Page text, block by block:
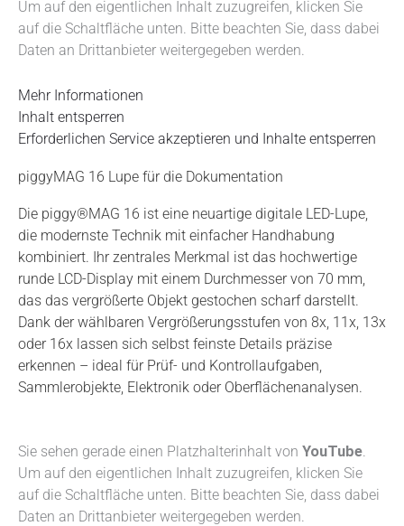
Um auf den eigentlichen Inhalt zuzugreifen, klicken Sie
auf die Schaltfläche unten. Bitte beachten Sie, dass dabei
Daten an Drittanbieter weitergegeben werden.
Mehr Informationen
Inhalt entsperren
Erforderlichen Service akzeptieren und Inhalte entsperren
piggyMAG 16 Lupe für die Dokumentation
Die piggy®MAG 16 ist eine neuartige digitale LED-Lupe,
die modernste Technik mit einfacher Handhabung
kombiniert. Ihr zentrales Merkmal ist das hochwertige
runde LCD-Display mit einem Durchmesser von 70 mm,
das das vergrößerte Objekt gestochen scharf darstellt.
Dank der wählbaren Vergrößerungsstufen von 8x, 11x, 13x
oder 16x lassen sich selbst feinste Details präzise
erkennen – ideal für Prüf- und Kontrollaufgaben,
Sammlerobjekte, Elektronik oder Oberflächenanalysen.
Sie sehen gerade einen Platzhalterinhalt von YouTube
Um auf den eigentlichen Inhalt zuzugreifen, klicken Sie
auf die Schaltfläche unten. Bitte beachten Sie, dass dabei
Daten an Drittanbieter weitergegeben werden.